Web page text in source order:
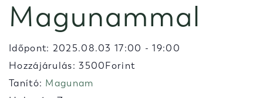
Magunammal
Időpont: 2025.08.03 17:00 -19:00
Hozzájárulás: 3500Forint
Tanító: Magunam